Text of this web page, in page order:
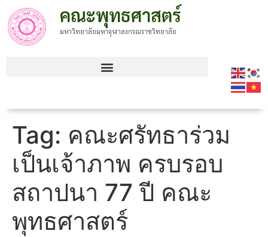
คณะพุทธศาสตร์
มหาวิทยาลัยมหาจุฬาลงกรณราชวิทยาลัย
Tag: คณะศรัทธาร่วม
เป็นเจ้าภาพ ครบรอบ
สถาปนา 77 ปี คณะ
พุทธศาสตร์